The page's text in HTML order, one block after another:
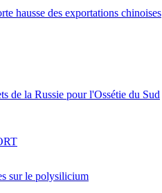
hausse des exportations chinoises
de la Russie pour l'Ossétie du Sud
sur le polysilicium